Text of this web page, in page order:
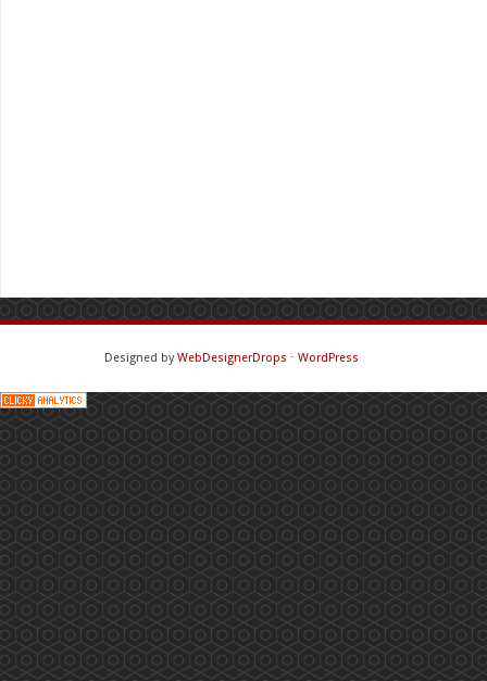
Designed byWebDesignerDrops ⋅ WordPress